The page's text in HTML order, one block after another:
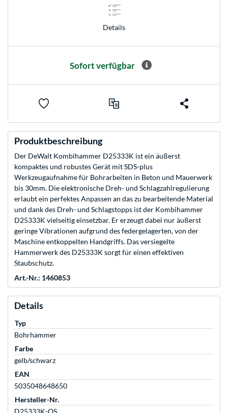
Details
Sofort verfügbar
Produktbeschreibung
Der DeWalt Kombihammer D25333K ist ein äußerst
kompaktes und robustes Gerät mit SDS-plus
Werkzeugaufnahme für Bohrarbeiten in Beton und Mauerwerk
bis 30mm. Die elektronische Dreh- und Schlagzahlregulierung
erlaubt ein perfektes Anpassen an das zu bearbeitende Material
und dank des Dreh- und Schlagstopps ist der Kombihammer
D25333K vielseitig einsetzbar. Er erzeugt dabei nur äußerst
geringe Vibrationen aufgrund des federgelagerten, von der
Maschine entkoppelten Handgriffs. Das versiegelte
Hammerwerk des D25333K sorgt für einen effektiven
Staubschutz.
Art.-Nr.: 1460853
Details
Typ
Bohrhammer
Farbe
gelb/schwarz
EAN
5035048648650
Hersteller-Nr.
D25333K-QS